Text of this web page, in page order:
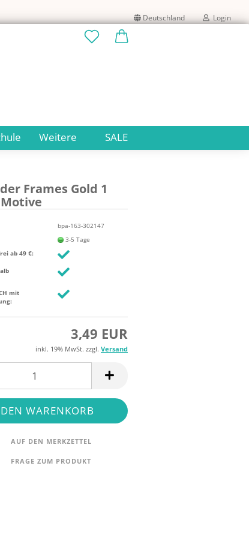
Deutschland Login
Konto erstellen
Passwort vergessen?
SALE
Weitere
Frames Gold 1
bpa-163-302147
3-5 Tage
ab 49 €:
mit
3,49 EUR
inkl. 19% MwSt. zzgl. Versand
AUF DEN MERKZETTEL
FRAGE ZUM PRODUKT